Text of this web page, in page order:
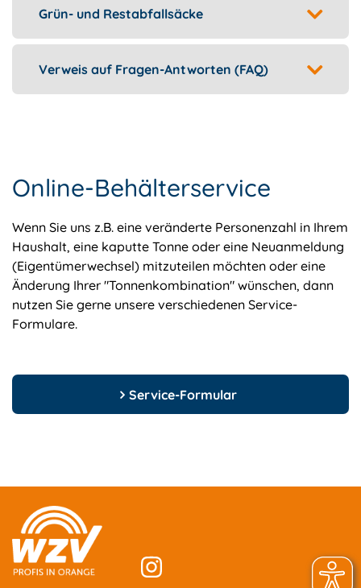
Grün- und Restabfallsäcke
Verweis auf Fragen-Antworten (FAQ)
Online-Behälterservice
Wenn Sie uns z.B. eine veränderte Personenzahl in Ihrem
Haushalt, eine kaputte Tonne oder eine Neuanmeldung
(Eigentümerwechsel) mitzuteilen möchten oder eine
Änderung Ihrer "Tonnenkombination" wünschen, dann
nutzen Sie gerne unsere verschiedenen Service-
Formulare.
Service-Formular